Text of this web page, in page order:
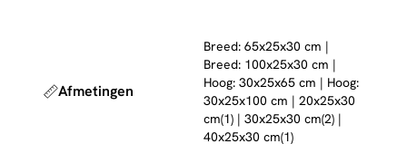
Afmetingen
Breed: 65x25x30 cm |
Breed: 100x25x30 cm |
Hoog: 30x25x65 cm | Hoog:
30x25x100 cm | 20x25x30
cm(1) | 30x25x30 cm(2) |
40x25x30 cm(1)